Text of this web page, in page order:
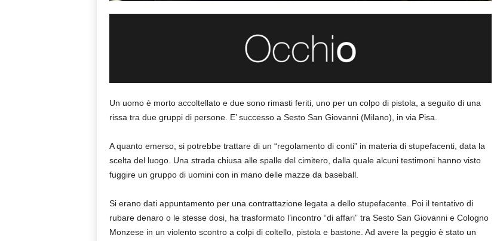
Un uomo è morto accoltellato e due sono rimasti feriti, uno per un colpo di pistola, a seguito di una
rissa tra due gruppi di persone. E’ successo a Sesto San Giovanni (Milano), in via Pisa.
A quanto emerso, si potrebbe trattare di un “regolamento di conti” in materia di stupefacenti, data la
scelta del luogo. Una strada chiusa alle spalle del cimitero, dalla quale alcuni testimoni hanno visto
fuggire un gruppo di uomini con in mano delle mazze da baseball.
Si erano dati appuntamento per una contrattazione legata a dello stupefacente. Poi il tentativo di
rubare denaro o le stesse dosi, ha trasformato l’incontro “di affari” tra Sesto San Giovanni e Cologno
Monzese in un violento scontro a colpi di coltello, pistola e bastone. Ad avere la peggio è stato un